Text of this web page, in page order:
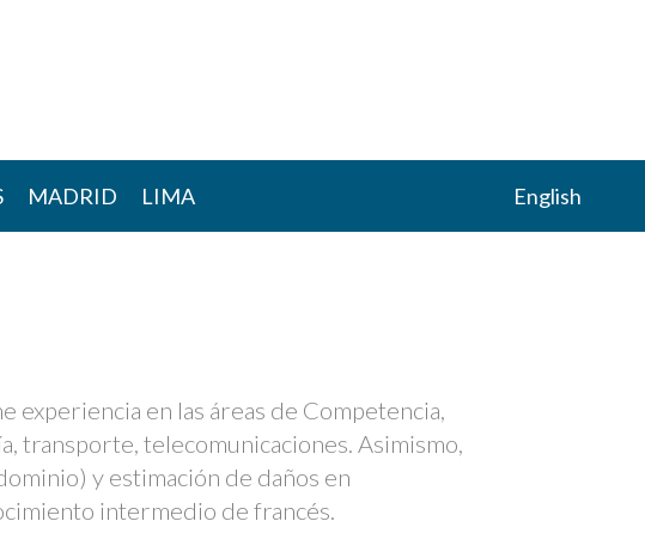
MADRID LIMA English
experiencia en las áreas de Competencia,
transporte, telecomunicaciones. Asimismo,
y estimación de daños en
intermedio de francés.